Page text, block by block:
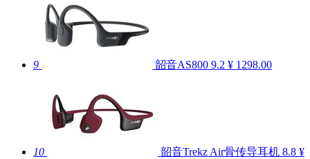
9 韶音AS800 9.2 ¥ 1298.00
10 韶音Trekz Air骨传导耳机 8.8 ¥